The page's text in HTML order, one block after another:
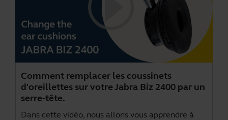
Comment remplacer les coussinets
d'oreillettes sur votre Jabra Biz 2400 par un
serre-tête.
Dans cette vidéo, nous allons vous apprendre à